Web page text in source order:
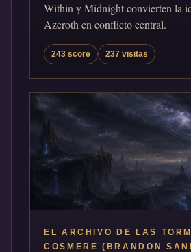
Within y Midnight convierten la
Azeroth en conflicto central.
243 score 237 visitas
EL ARCHIVO DE LAS
COSMERE (BRANDON